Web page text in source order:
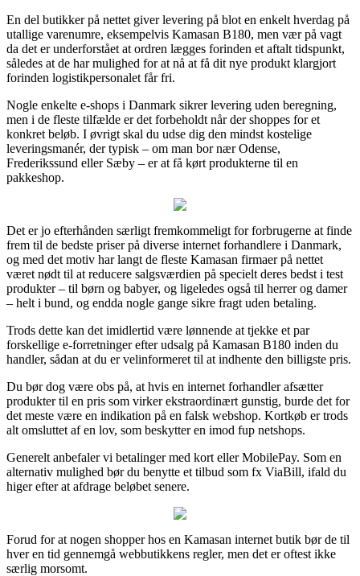
En del butikker på nettet giver levering på blot en enkelt hverdag på
utallige varenumre, eksempelvis Kamasan B180, men vær på vagt
da det er underforstået at ordren lægges forinden et aftalt tidspunkt,
således at de har mulighed for at nå at få dit nye produkt klargjort
forinden logistikpersonalet får fri.
Nogle enkelte e-shops i Danmark sikrer levering uden beregning,
men i de fleste tilfælde er det forbeholdt når der shoppes for et
konkret beløb. I øvrigt skal du udse dig den mindst kostelige
leveringsmanér, der typisk – om man bor nær Odense,
Frederikssund eller Sæby – er at få kørt produkterne til en
pakkeshop.
Det er jo efterhånden særligt fremkommeligt for forbrugerne at finde
frem til de bedste priser på diverse internet forhandlere i Danmark,
og med det motiv har langt de fleste Kamasan firmaer på nettet
været nødt til at reducere salgsværdien på specielt deres bedst i test
produkter – til børn og babyer, og ligeledes også til herrer og damer
– helt i bund, og endda nogle gange sikre fragt uden betaling.
Trods dette kan det imidlertid være lønnende at tjekke et par
forskellige e-forretninger efter udsalg på Kamasan B180 inden du
handler, sådan at du er velinformeret til at indhente den billigste pris.
Du bør dog være obs på, at hvis en internet forhandler afsætter
produkter til en pris som virker ekstraordinært gunstig, burde det for
det meste være en indikation på en falsk webshop. Kortkøb er trods
alt omsluttet af en lov, som beskytter en imod fup netshops.
Generelt anbefaler vi betalinger med kort eller MobilePay. Som en
alternativ mulighed bør du benytte et tilbud som fx ViaBill, ifald du
higer efter at afdrage beløbet senere.
Forud for at nogen shopper hos en Kamasan internet butik bør de til
hver en tid gennemgå webbutikkens regler, men det er oftest ikke
særlig morsomt.